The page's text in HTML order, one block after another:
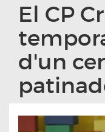
El CP
d'un